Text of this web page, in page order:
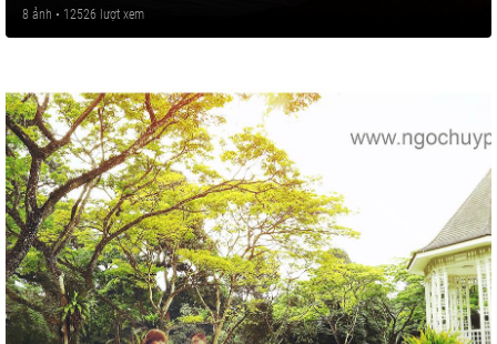
8 ảnh • 12526 lượt xem